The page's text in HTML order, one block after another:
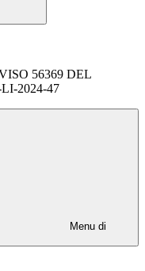
56369 DEL
2024-47
Menu di